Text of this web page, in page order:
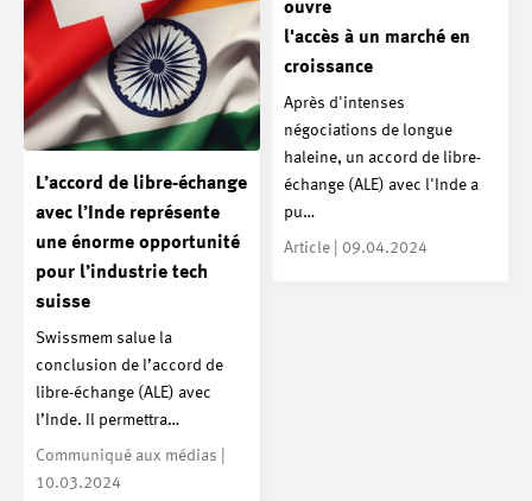
ouvre
l'accès à un marché en
croissance
Après d'intenses
négociations de longue
haleine, un accord de libre-
échange (ALE) avec l'Inde a
pu…
Article | 09.04.2024
L’accord de libre-échange
avec l’Inde représente
une énorme opportunité
pour l’industrie tech
suisse
Swissmem salue la
conclusion de l’accord de
libre-échange (ALE) avec
l’Inde. Il permettra…
Communiqué aux médias |
10.03.2024